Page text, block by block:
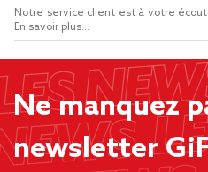
Notre service client est à votre
En savoir plus...
Ne manquez
newsletter